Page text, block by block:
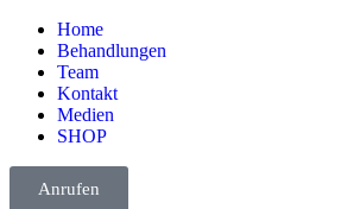
Home
Behandlungen
Team
Kontakt
Medien
SHOP
Anrufen